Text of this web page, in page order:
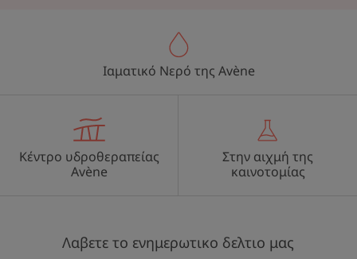
Ιαματικό Νερό της Avène
Κέντρο υδροθεραπείας
Avène
Στην αιχμή της
καινοτομίας
Λαβετε το ενημερωτικο δελτιο μας